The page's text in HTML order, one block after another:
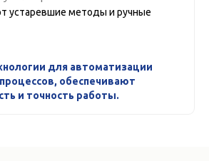
устаревшие методы и ручные
для автоматизации
обеспечивают
и точность работы.